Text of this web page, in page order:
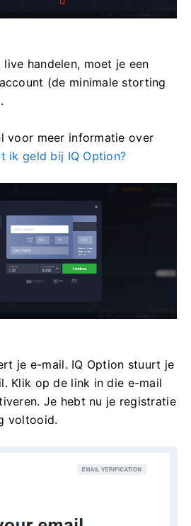
handelen, moet je een
(de minimale storting
voor meer informatie over
ik geld bij IQ Option?
je e-mail. IQ Option stuurt je
Klik op de link in die e-mail
Je hebt nu je registratie
voltooid.